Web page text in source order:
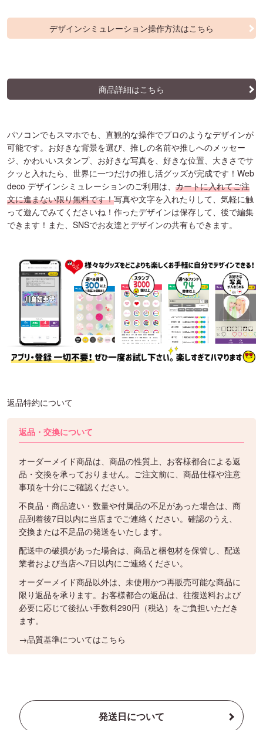
デザインシミュレーション操作方法はこちら
商品詳細はこちら
パソコンでもスマホでも、直観的な操作でプロのようなデザインが
可能です。お好きな背景を選び、推しの名前や推しへのメッセー
ジ、かわいいスタンプ、お好きな写真を、好きな位置、大きさでサ
クッと入れたら、世界に一つだけの推し活グッズが完成です！Web
deco デザインシミュレーションのご利用は、 カートに入れてご注
文に進まない限り無料です！写真や文字を入れたりして、気軽に触
って遊んでみてくださいね！作ったデザインは保存して、後で編集
できます！また、SNSでお友達とデザインの共有もできます。
返品特約について
返品・交換について
オーダーメイド商品は、商品の性質上、お客様都合による返
品・交換を承っておりません。ご注文前に、商品仕様や注意
事項を十分にご確認ください。
不良品・商品違い・数量や付属品の不足があった場合は、商
品到着後7日以内に当店までご連絡ください。確認のうえ、
交換または不足品の発送をいたします。
配送中の破損があった場合は、商品と梱包材を保管し、配送
業者および当店へ7日以内にご連絡ください。
オーダーメイド商品以外は、未使用かつ再販売可能な商品に
限り返品を承ります。お客様都合の返品は、往復送料および
必要に応じて後払い手数料290円（税込）をご負担いただき
ます。
→品質基準についてはこちら
発送日について